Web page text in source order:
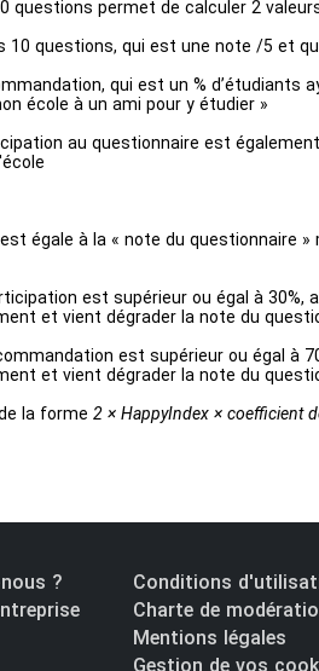
questions permet de calculer 2
10 questions, qui est une note /5 et
qui est un % d’étudiants
école à un ami pour y étudier »
au questionnaire est
est égale à la « note du questionnaire
est supérieur ou égal à
et vient dégrader la note du
est supérieur ou égal à
et vient dégrader la note du
la forme 2 × HappyIndex × coefficient
?
Conditions
Charte de
Mentions légales
Gestion de vos